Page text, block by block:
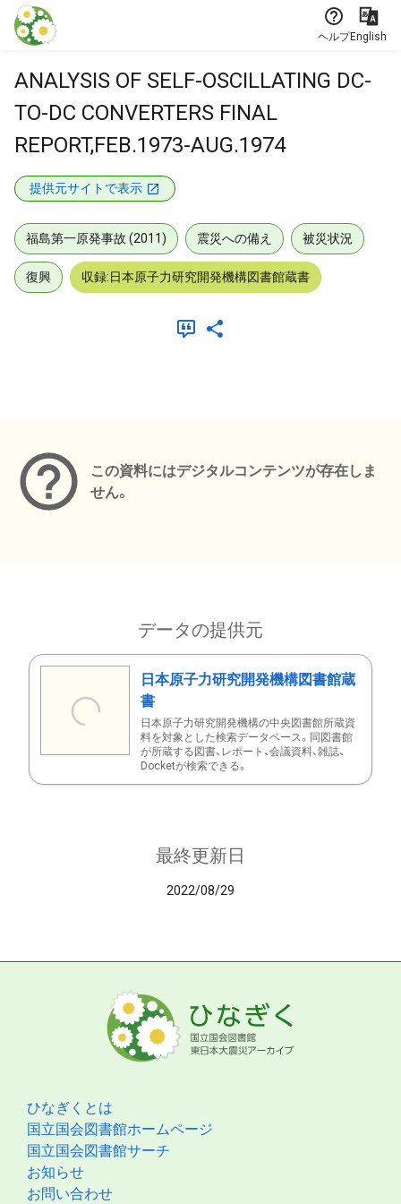
本文に飛ぶ
ヘルプEnglish
ANALYSIS OF SELF-OSCILLATING DC-
TO-DC CONVERTERS FINAL
REPORT,FEB.1973-AUG.1974
提供元サイトで表示
福島第一原発事故 (2011) 震災への備え 被災状況
復興 収録:日本原子力研究開発機構図書館蔵書
この資料にはデジタルコンテンツが存在しま
せん。
データの提供元
日本原子力研究開発機構図書館蔵
書
日本原子力研究開発機構の中央図書館所蔵資
料を対象とした検索データベース。同図書館
が所蔵する図書、レポート、会議資料、雑誌、
Docketが検索できる。
最終更新日
2022/08/29
ひなぎくとは
国立国会図書館ホームページ
国立国会図書館サーチ
お知らせ
お問い合わせ